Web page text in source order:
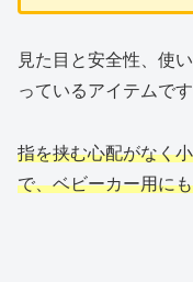
見た目と安全性、使
っているアイテムです
指を挟む心配がなく
で、ベビーカー用に